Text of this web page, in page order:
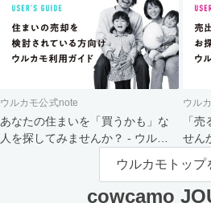
ウルカモ公式note
あなたの住まいを「買うかも」な
人を探してみませんか？ - ウルカ
ウル
「
せん
主さ
ウルカモトップ
cowcamo